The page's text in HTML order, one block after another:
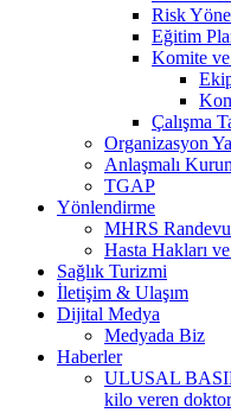
Risk
Eğitim
Komite
Çalışma
Organizasyon
Anlaşmalı
TGAP
Yönlendirme
MHRS
Hasta Hakları
Sağlık Turizmi
İletişim & Ulaşım
Dijital Medya
Medyada Biz
Haberler
ULUSAL
kilo veren